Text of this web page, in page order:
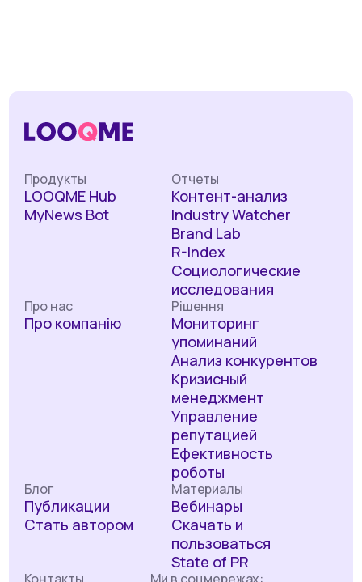
Продукты
LOOQME Hub
MyNews Bot
Отчеты
Контент-анализ
Industry Watcher
Brand Lab
R-Index
Социологические
исследования
Рішення
Мониторинг
упоминаний
Анализ конкурентов
Кризисный
менеджмент
Управление
репутацией
Ефективность
роботы
Про нас
Про компанію
Материалы
Вебинары
Скачать и
пользоваться
State of PR
Блог
Публикации
Стать автором